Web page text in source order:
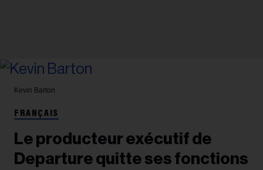
Kevin Barton
FRANÇAIS
Le producteur exécutif de
Departure quitte ses fonctions